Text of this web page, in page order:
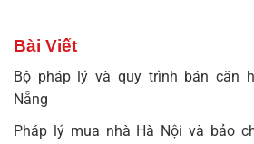
Bài Viết
Bộ pháp lý và quy trình bán căn
Nẵng
Pháp lý mua nhà Hà Nội và bảo